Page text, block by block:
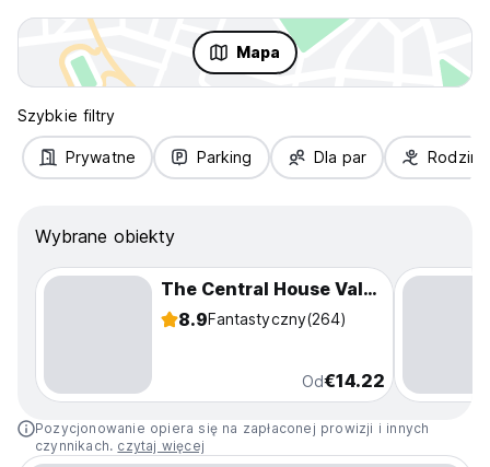
Mapa
Szybkie filtry
Prywatne Parking Dla par Rodziny
Wybrane obiekty
The Central House Valencia Mercado Central
8.9Fantastyczny(264)
Od€14.22
Pozycjonowanie opiera się na zapłaconej prowizji i innych
czynnikach. czytaj więcej